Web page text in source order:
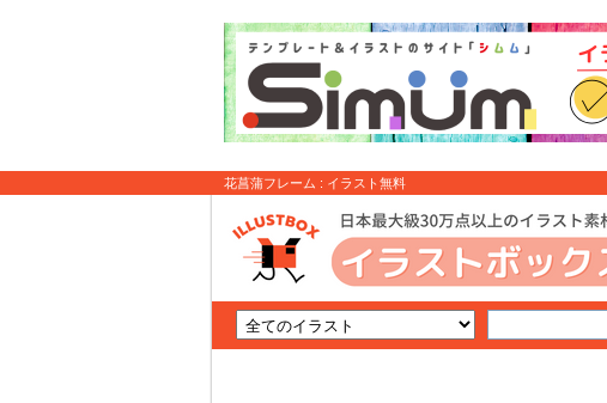
花菖蒲フレーム : イラスト無料